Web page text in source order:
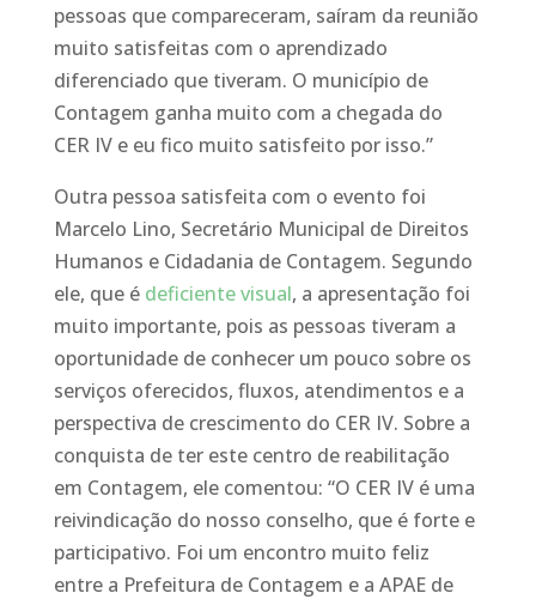
pessoas que compareceram, saíram da reunião
muito satisfeitas com o aprendizado
diferenciado que tiveram. O município de
Contagem ganha muito com a chegada do
CER IV e eu fico muito satisfeito por isso.”
Outra pessoa satisfeita com o evento foi
Marcelo Lino, Secretário Municipal de Direitos
Humanos e Cidadania de Contagem. Segundo
ele, que é deficiente visual, a apresentação foi
muito importante, pois as pessoas tiveram a
oportunidade de conhecer um pouco sobre os
serviços oferecidos, fluxos, atendimentos e a
perspectiva de crescimento do CER IV. Sobre a
conquista de ter este centro de reabilitação
em Contagem, ele comentou: “O CER IV é uma
reivindicação do nosso conselho, que é forte e
participativo. Foi um encontro muito feliz
entre a Prefeitura de Contagem e a APAE de